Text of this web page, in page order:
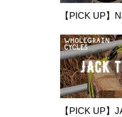
【PICK UP】
【PICK UP】